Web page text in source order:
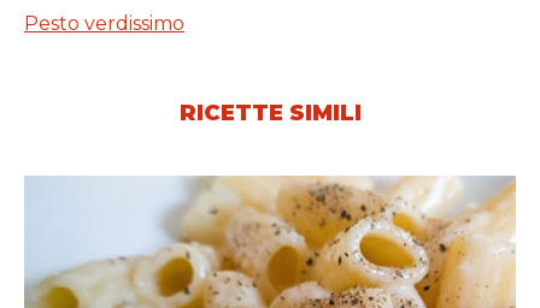
Pesto verdissimo
RICETTE SIMILI